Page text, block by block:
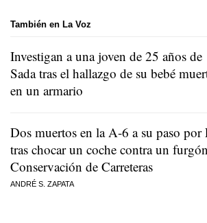
También en La Voz
Investigan a una joven de 25 años de
Sada tras el hallazgo de su bebé
en un armario
Dos muertos en la A-6 a su paso por
tras chocar un coche contra un
Conservación de Carreteras
ANDRÉ S. ZAPATA